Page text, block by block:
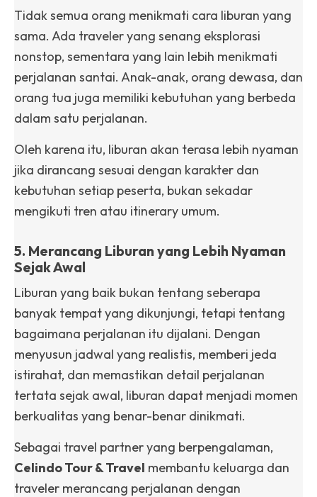
Tidak semua orang menikmati cara liburan yang
sama. Ada traveler yang senang eksplorasi
nonstop, sementara yang lain lebih menikmati
perjalanan santai. Anak-anak, orang dewasa, dan
orang tua juga memiliki kebutuhan yang berbeda
dalam satu perjalanan.
Oleh karena itu, liburan akan terasa lebih nyaman
jika dirancang sesuai dengan karakter dan
kebutuhan setiap peserta, bukan sekadar
mengikuti tren atau itinerary umum.
5. Merancang Liburan yang Lebih Nyaman
Sejak Awal
Liburan yang baik bukan tentang seberapa
banyak tempat yang dikunjungi, tetapi tentang
bagaimana perjalanan itu dijalani. Dengan
menyusun jadwal yang realistis, memberi jeda
istirahat, dan memastikan detail perjalanan
tertata sejak awal, liburan dapat menjadi momen
berkualitas yang benar-benar dinikmati.
Sebagai travel partner yang berpengalaman,
Celindo Tour & Travel membantu keluarga dan
traveler merancang perjalanan dengan